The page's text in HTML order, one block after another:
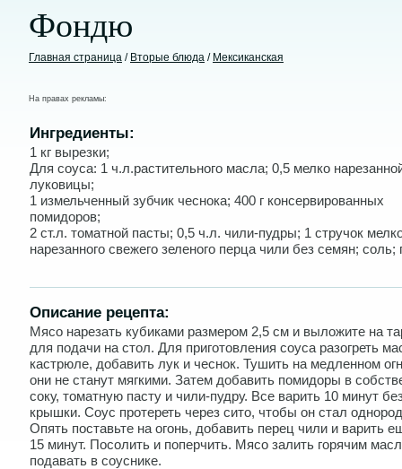
Фондю
Главная страница / Вторые блюда / Мексиканская
На правах рекламы:
Ингредиенты:
1 кг вырезки;
Для соуса: 1 ч.л.растительного масла; 0,5 мелко
луковицы;
1 измельченный зубчик чеснока; 400 г консервированных
помидоров;
2 ст.л. томатной пасты; 0,5 ч.л. чили-пудры; 1 стручок
нарезанного свежего зеленого перца чили без семян; соль;
Описание рецепта:
Мясо нарезать кубиками размером 2,5 см и выложите на
для подачи на стол. Для приготовления соуса разогреть
кастрюле, добавить лук и чеснок. Тушить на медленном
они не станут мягкими. Затем добавить помидоры в
соку, томатную пасту и чили-пудру. Все варить 10 минут
крышки. Соус протереть через сито, чтобы он стал
Опять поставьте на огонь, добавить перец чили и варить
15 минут. Посолить и поперчить. Мясо залить горячим
подавать в соуснике.